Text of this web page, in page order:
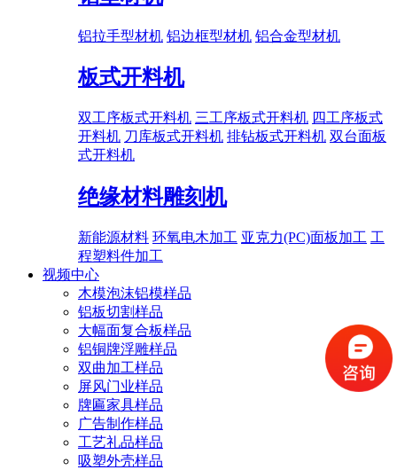
铝拉手型材机 铝边框型材机 铝合金型材机
板式开料机
双工序板式开料机 三工序板式开料机 四工序板式
开料机 刀库板式开料机 排钻板式开料机 双台面板
式开料机
绝缘材料雕刻机
新能源材料 环氧电木加工 亚克力(PC)面板加工 工
程塑料件加工
视频中心
木模泡沫铝模样品
铝板切割样品
大幅面复合板样品
铝铜牌浮雕样品
双曲加工样品
屏风门业样品
牌匾家具样品
广告制作样品
工艺礼品样品
吸塑外壳样品